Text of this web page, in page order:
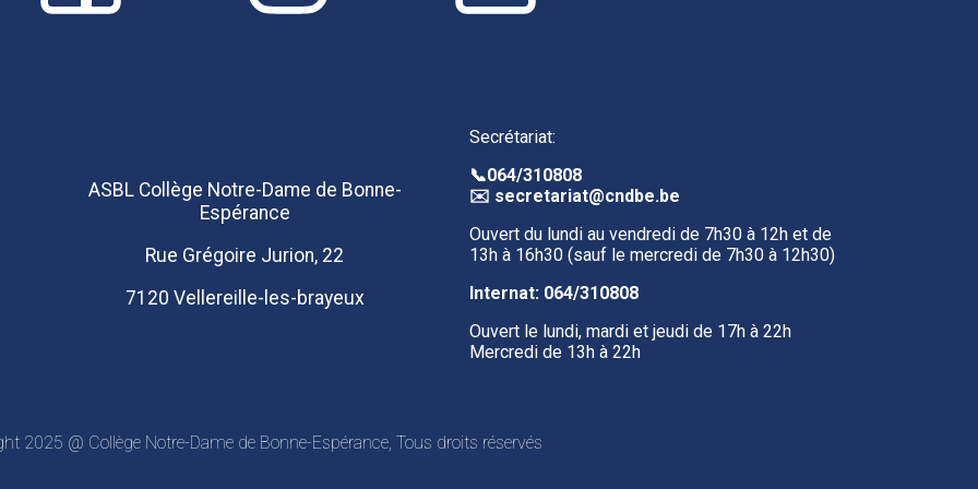
ASBL Collège Notre-Dame de Bonne-
Espérance
Rue Grégoire Jurion, 22
7120 Vellereille-les-brayeux
Secrétariat:
📞064/310808
✉️ secretariat@cndbe.be
Ouvert du lundi au vendredi de 7h30 à 12h et de
13h à 16h30 (sauf le mercredi de 7h30 à 12h30)
Internat: 064/310808
Ouvert le lundi, mardi et jeudi de 17h à 22h
Mercredi de 13h à 22h
2025 @ Collège Notre-Dame de Bonne-Espérance, Tous droits réservés